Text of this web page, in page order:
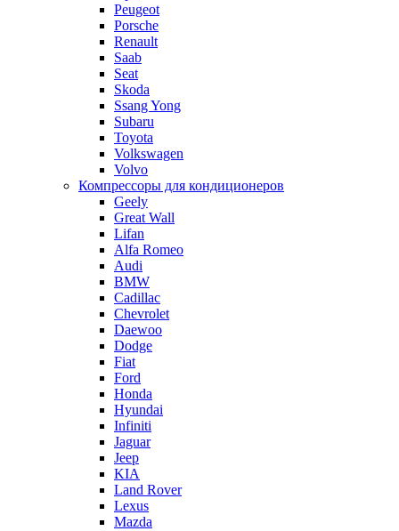
Peugeot
Porsche
Renault
Saab
Seat
Skoda
Ssang Yong
Subaru
Toyota
Volkswagen
Volvo
Компрессоры для кондиционеров
Geely
Great Wall
Lifan
Alfa Romeo
Audi
BMW
Cadillac
Chevrolet
Daewoo
Dodge
Fiat
Ford
Honda
Hyundai
Infiniti
Jaguar
Jeep
KIA
Land Rover
Lexus
Mazda